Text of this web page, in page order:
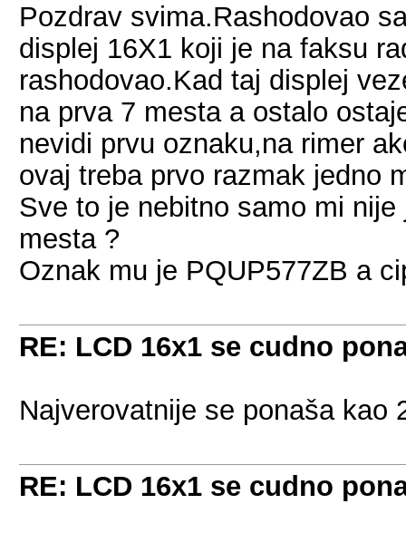
Pozdrav svima.Rashodovao
displej 16X1 koji je na faksu
rashodovao.Kad taj displej
na prva 7 mesta a ostalo
nevidi prvu oznaku,na rimer
ovaj treba prvo razmak jedno
Sve to je nebitno samo mi
mesta ?
Oznak mu je PQUP577ZB a
RE: LCD 16x1 se cudno
Najverovatnije se ponaša kao
RE: LCD 16x1 se cudno